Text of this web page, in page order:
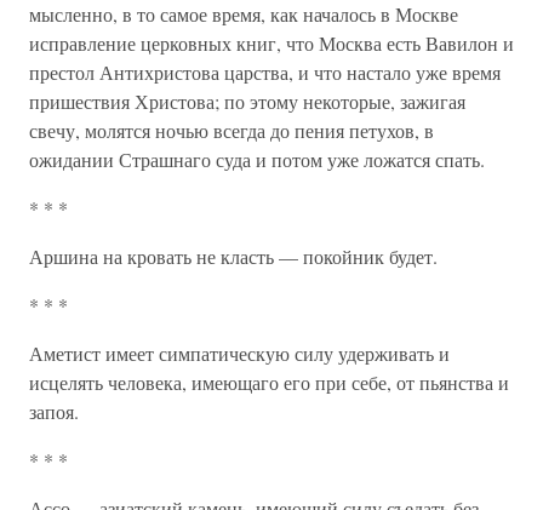
мысленно, в то самое время, как началось в Москве
исправление церковных книг, что Москва есть Вавилон и
престол Антихристова царства, и что настало уже время
пришествия Христова; по этому некоторые, зажигая
свечу, молятся ночью всегда до пения петухов, в
ожидании Страшнаго суда и потом уже ложатся спать.
* * *
Аршина на кровать не класть — покойник будет.
* * *
Аметист имеет симпатическую силу удерживать и
исцелять человека, имеющаго его при себе, от пьянства и
запоя.
* * *